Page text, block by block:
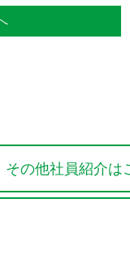
その他社員紹介は